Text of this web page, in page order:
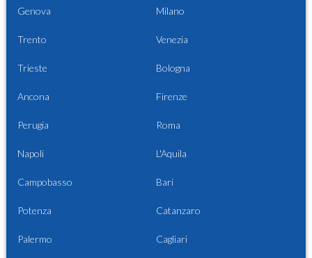
Genova Milano
Trento Venezia
Trieste Bologna
Ancona Firenze
Perugia Roma
Napoli L'Aquila
Campobasso Bari
Potenza Catanzaro
Palermo Cagliari